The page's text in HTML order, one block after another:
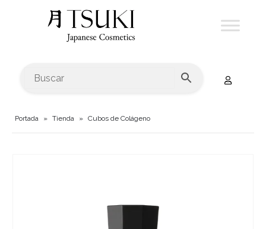
Portada » Tienda » Cubos de Colágeno